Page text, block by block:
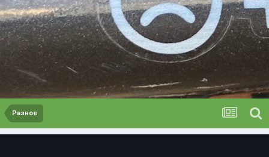
Разное